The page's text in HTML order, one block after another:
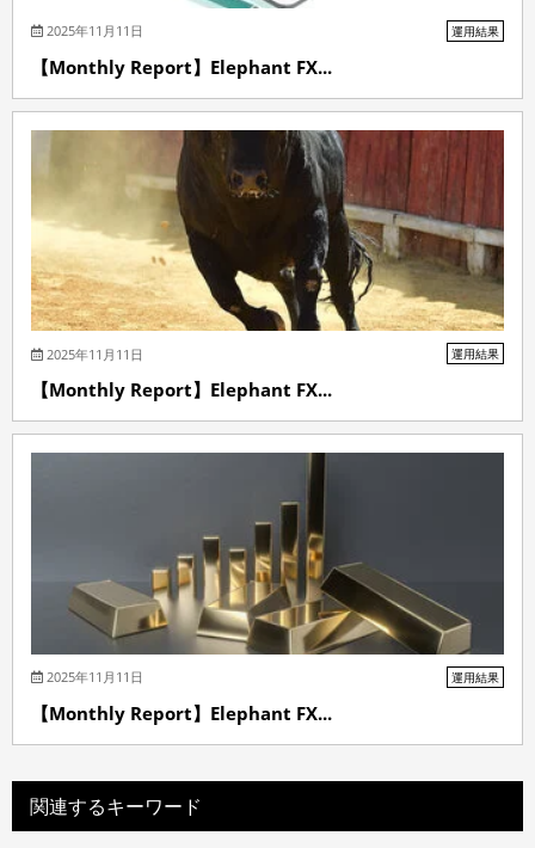
2025年11月11日 運用結果
【Monthly Report】Elephant FX...
2025年11月11日 運用結果
【Monthly Report】Elephant FX...
2025年11月11日 運用結果
【Monthly Report】Elephant FX...
関連するキーワード